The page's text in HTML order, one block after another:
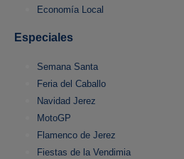
Economía Local
Especiales
Semana Santa
Feria del Caballo
Navidad Jerez
MotoGP
Flamenco de Jerez
Fiestas de la Vendimia